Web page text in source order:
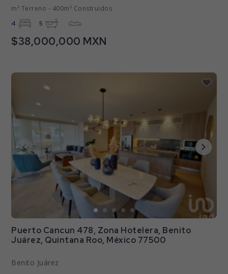
m² Terreno - 400m² Construidos
4 5
$38,000,000 MXN
Puerto Cancun 478, Zona Hotelera, Benito
Juárez, Quintana Roo, México 77500
Benito Juárez